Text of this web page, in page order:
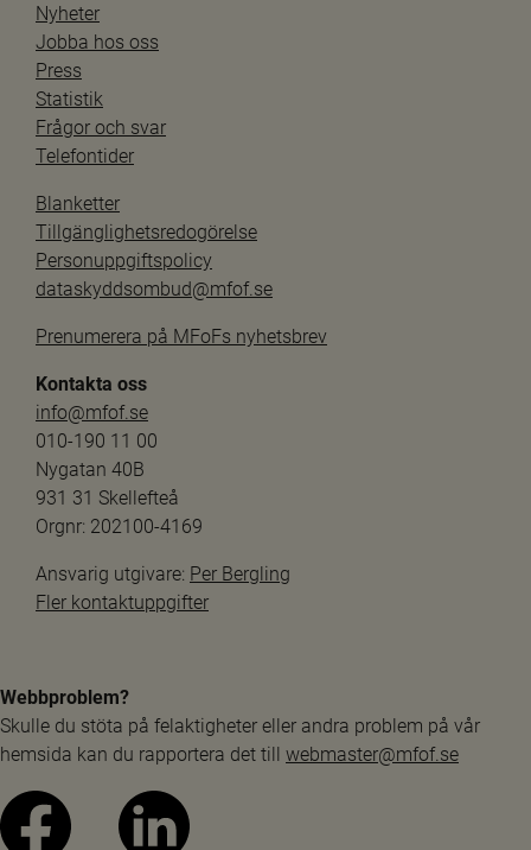
Nyheter
Jobba hos oss
Press
Statistik
Frågor och svar
Telefontider
Blanketter
Tillgänglighetsredogörelse
Personuppgiftspolicy
dataskyddsombud@mfof.se
Prenumerera på MFoFs nyhetsbrev
Kontakta oss
info@mfof.se
010-190 11 00
Nygatan 40B
931 31 Skellefteå
Orgnr: 202100-4169
Ansvarig utgivare: Per Bergling
Fler kontaktuppgifter
Webbproblem?
Skulle du stöta på felaktigheter eller andra problem på vår
hemsida kan du rapportera det till webmaster@mfof.se